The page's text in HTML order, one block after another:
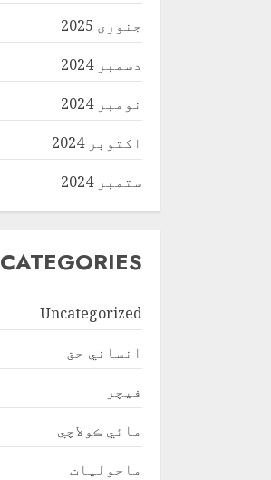
جنوری 2025
دسمبر 2024
نومبر 2024
اکتوبر 2024
ستمبر 2024
CATEGORIES
Uncategorized
انساني حق
فیچر
مائي ڪولاچي
ماحولیات